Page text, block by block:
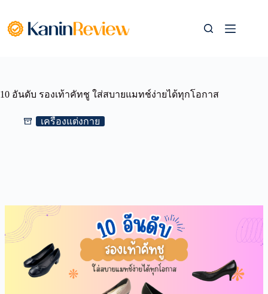
content
10 อันดับ รองเท้าคัทชู ใส่สบายแมทช์ง่ายได้ทุกโอกาส
เครื่องแต่งกาย